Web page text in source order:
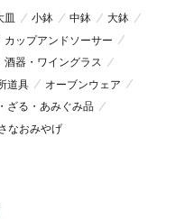
皿 小鉢 中鉢
大鉢
カップアンドソーサー
酒器・ワイングラス
道具
オーブンウェア
ざる・あみぐみ品
なおみやげ